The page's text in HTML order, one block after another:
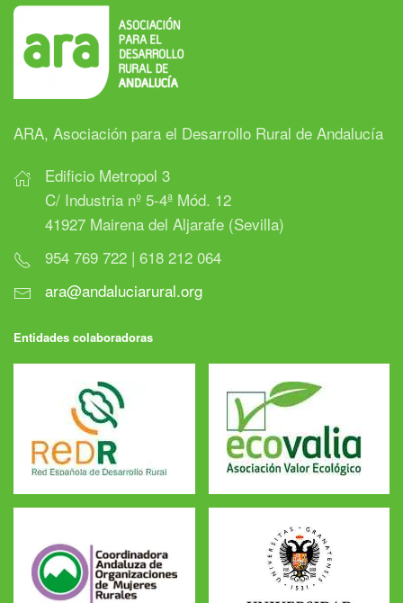
ARA, Asociación para el Desarrollo Rural de Andalucía
Edificio Metropol 3
C/ Industria nº 5-4ª Mód. 12
41927 Mairena del Aljarafe (Sevilla)
954 769 722 | 618 212 064
ara@andaluciarural.org
Entidades colaboradoras